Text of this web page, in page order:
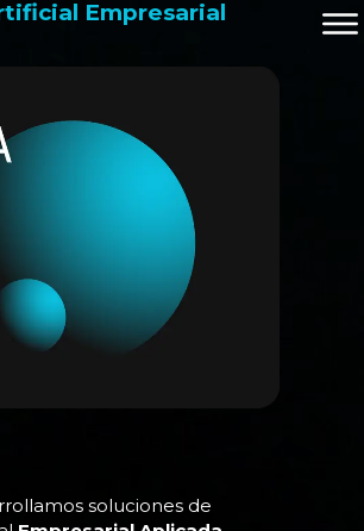
Empresarial
soluciones de